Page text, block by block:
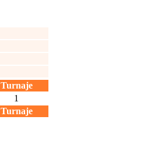
Turnaje
1
Turnaje